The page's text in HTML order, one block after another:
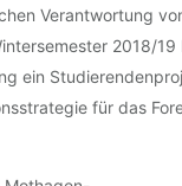
Verantwortung
2018/
ein
für das